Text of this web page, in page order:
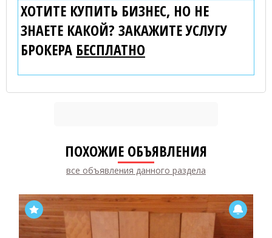
ХОТИТЕ КУПИТЬ БИЗНЕС, НО НЕ
ЗНАЕТЕ КАКОЙ? ЗАКАЖИТЕ УСЛУГУ
БРОКЕРА БЕСПЛАТНО
ПОХОЖИЕ ОБЪЯВЛЕНИЯ
все объявления данного раздела